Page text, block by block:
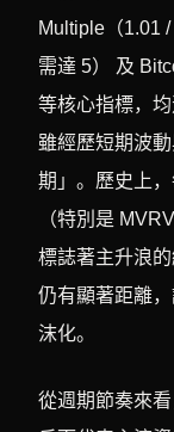
Multiple（1.01
需達 5） 及
等核心指標，
雖經歷短期波
期」。歷史上
（特別是
標誌著主升浪
仍有顯著距離
沫化。
從週期節奏來